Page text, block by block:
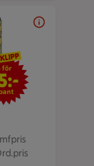
4 för 35 kr
för